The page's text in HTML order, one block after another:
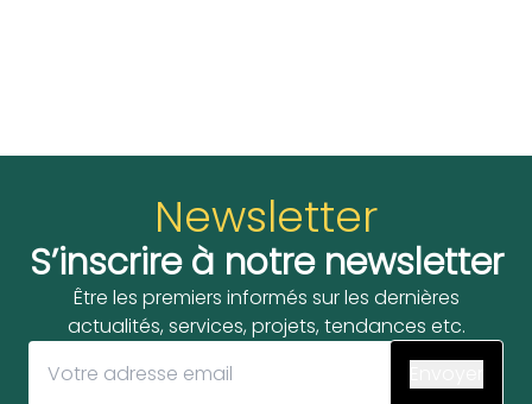
Newsletter
S’inscrire à notre newsletter
Être les premiers informés sur les dernières
actualités, services, projets, tendances etc.